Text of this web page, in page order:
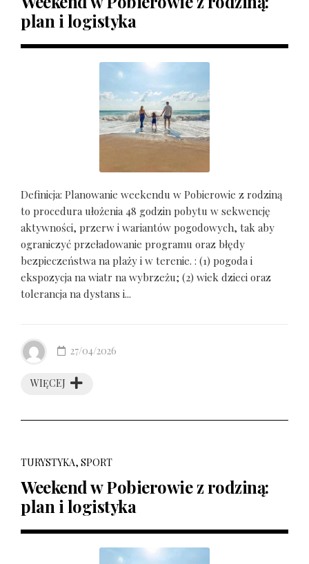
plan i logistyka
Definicja: Planowanie weekendu w Pobierowie z rodziną
to procedura ułożenia 48 godzin pobytu w sekwencję
aktywności, przerw i wariantów pogodowych, tak aby
ograniczyć przeładowanie programu oraz błędy
bezpieczeństwa na plaży i w terenie. : (1) pogoda i
ekspozycja na wiatr na wybrzeżu; (2) wiek dzieci oraz
tolerancja na dystans i...
WIĘCEJ
27/04/2026
TURYSTYKA, SPORT
Weekend w Pobierowie z rodziną:
plan i logistyka